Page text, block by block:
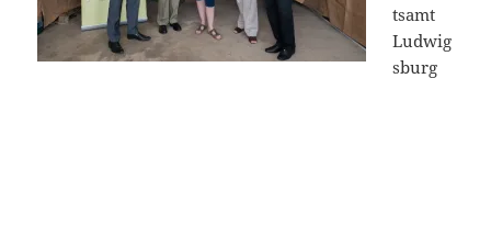
tsamt
Ludwig
sburg